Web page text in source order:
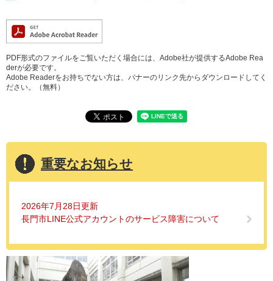
PDF形式のファイルをご覧いただく場合には、Adobe社が提供するAdobe Rea
derが必要です。
Adobe Readerをお持ちでない方は、バナーのリンク先からダウンロードしてく
ださい。（無料）
重要なお知らせ
2026年7月28日更新
長門市LINE公式アカウントのサービス障害について